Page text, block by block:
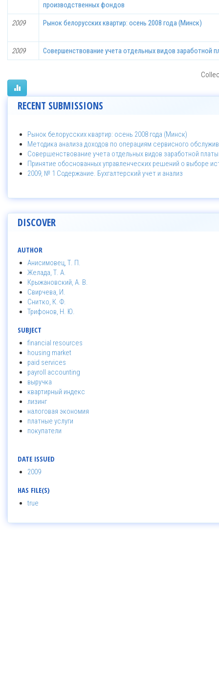
производственных фондов
2009 Рынок белорусских квартир: осень 2008 года (Минск)
2009 Совершенствование учета отдельных видов заработной
RECENT SUBMISSIONS
Рынок белорусских квартир: осень 2008 года (Минск)
Методика анализа доходов по операциям сервисного
Совершенствование учета отдельных видов заработной платы
Принятие обоснованных управленческих решений о выборе
2009, № 1 Содержание. Бухгалтерский учет и анализ
DISCOVER
AUTHOR
Анисимовец, Т. П.
Желада, Т. А.
Крыжановский, А. В.
Свирчева, И.
Снитко, К. Ф.
Трифонов, Н. Ю.
SUBJECT
financial resources
housing market
paid services
payroll accounting
выручка
квартирный индекс
лизинг
налоговая экономия
платные услуги
покупатели
DATE ISSUED
2009
HAS FILE(S)
true